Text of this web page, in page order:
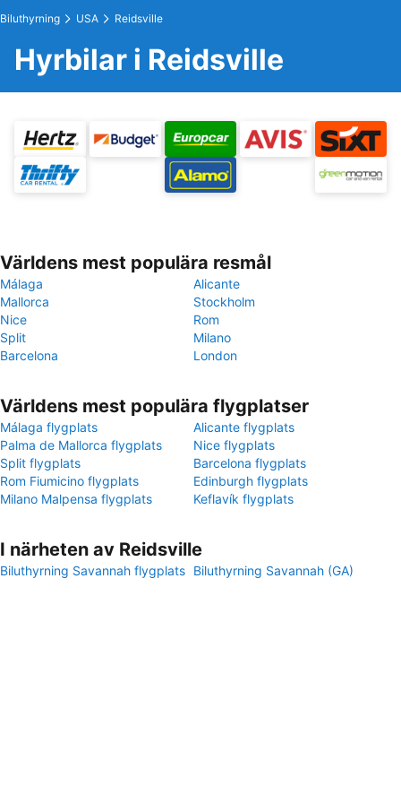
Biluthyrning USA Reidsville
Hyrbilar i Reidsville
Världens mest populära resmål
Málaga
Alicante
Mallorca
Stockholm
Nice
Rom
Split
Milano
Barcelona
London
Världens mest populära flygplatser
Málaga flygplats
Alicante flygplats
Palma de Mallorca flygplats
Nice flygplats
Split flygplats
Barcelona flygplats
Rom Fiumicino flygplats
Edinburgh flygplats
Milano Malpensa flygplats
Keflavík flygplats
I närheten av Reidsville
Biluthyrning Savannah flygplats Biluthyrning Savannah (GA)